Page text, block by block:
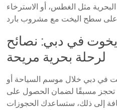
مثل الغطس، أو الاسترخاء
يخوت في دبي: نصائح
لرحلة بحرية مريحة
في دبي خلال موسم السياحة أو
تحجز مسبقًا لضمان الحصول على
إلى ذلك، ستساعدك الحجوزات